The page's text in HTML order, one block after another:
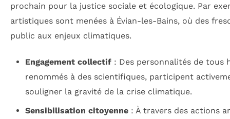
prochain pour la justice sociale et écologique. Par
artistiques sont menées à Évian-les-Bains, où des
public aux enjeux climatiques.
Engagement collectif: Des personnalités de tous
renommés à des scientifiques, participent
souligner la gravité de la crise climatique.
Sensibilisation citoyenne: À travers des actions